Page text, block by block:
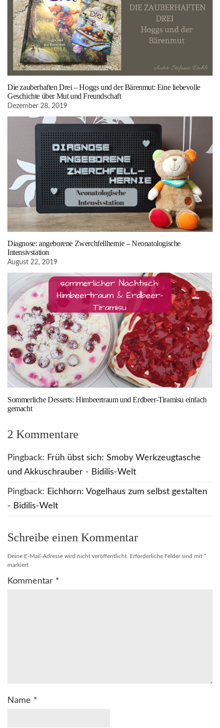
Die zauberhaften Drei – Hoggs und der Bärenmut: Eine liebevolle
Geschichte über Mut und Freundschaft
Dezember 28, 2019
Diagnose: angeborene Zwerchfellhernie – Neonatologische
Intensivstation
August 22, 2019
Sommerliche Desserts: Himbeertraum und Erdbeer-Tiramisu einfach
gemacht
2 Kommentare
Pingback: Früh übst sich: Smoby Werkzeugtasche
und Akkuschrauber - Bidilis-Welt
Pingback: Eichhorn: Vogelhaus zum selbst gestalten
- Bidilis-Welt
Schreibe einen Kommentar
Deine E-Mail-Adresse wird nicht veröffentlicht. Erforderliche Felder sind mit *
markiert
Kommentar *
Name *